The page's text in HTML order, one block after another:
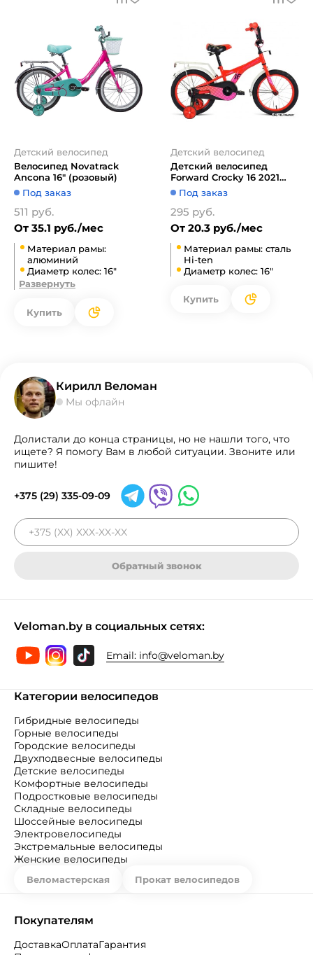
Детский велосипед
Велосипед Novatrack
Ancona 16" (розовый)
Под заказ
511 руб.
От 35.1 руб./мес
Материал рамы:
алюминий
Диаметр колес: 16"
Развернуть
Купить
Детский велосипед
Детский велосипед
Forward Crocky 16 2021
(красный)
Под заказ
295 руб.
От 20.3 руб./мес
Материал рамы: сталь
Hi-ten
Диаметр колес: 16"
Купить
Кирилл Веломан
Мы офлайн
Долистали до конца страницы, но не нашли того, что
ищете? Я помогу Вам в любой ситуации. Звоните или
пишите!
+375 (29) 335-09-09
Обратный звонок
Veloman.by в социальных сетях:
Email: info@veloman.by
Категории велосипедов
Гибридные велосипеды
Горные велосипеды
Городские велосипеды
Двухподвесные велосипеды
Детские велосипеды
Комфортные велосипеды
Подростковые велосипеды
Складные велосипеды
Шоссейные велосипеды
Электровелосипеды
Экстремальные велосипеды
Женские велосипеды
Веломастерская Прокат велосипедов
Покупателям
ДоставкаОплатаГарантия